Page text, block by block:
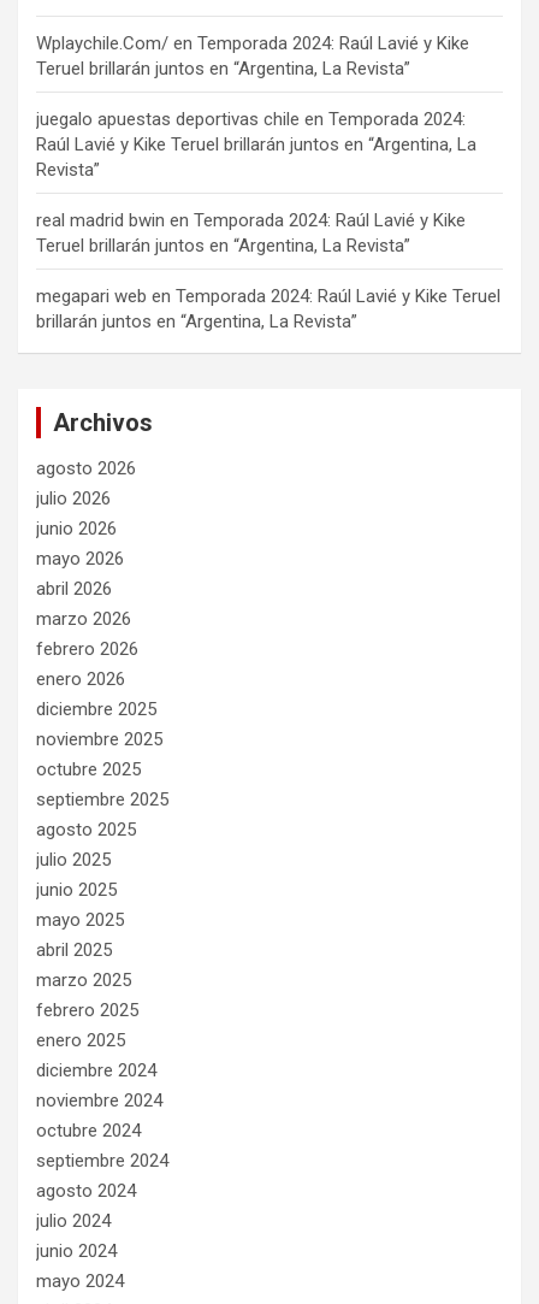
Wplaychile.Com/ en Temporada 2024: Raúl Lavié y Kike
Teruel brillarán juntos en “Argentina, La Revista”
juegalo apuestas deportivas chile en Temporada 2024:
Raúl Lavié y Kike Teruel brillarán juntos en “Argentina, La
Revista”
real madrid bwin en Temporada 2024: Raúl Lavié y Kike
Teruel brillarán juntos en “Argentina, La Revista”
megapari web en Temporada 2024: Raúl Lavié y Kike Teruel
brillarán juntos en “Argentina, La Revista”
Archivos
agosto 2026
julio 2026
junio 2026
mayo 2026
abril 2026
marzo 2026
febrero 2026
enero 2026
diciembre 2025
noviembre 2025
octubre 2025
septiembre 2025
agosto 2025
julio 2025
junio 2025
mayo 2025
abril 2025
marzo 2025
febrero 2025
enero 2025
diciembre 2024
noviembre 2024
octubre 2024
septiembre 2024
agosto 2024
julio 2024
junio 2024
mayo 2024